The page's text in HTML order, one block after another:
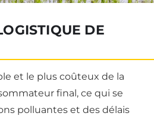
DE
et le plus coûteux de la
final, ce qui se
polluantes et des délais